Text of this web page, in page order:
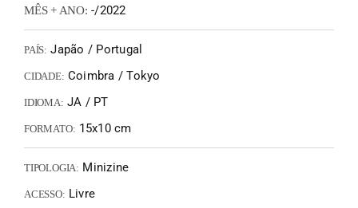
MÊS + ANO: -/2022
PAÍS: Japão / Portugal
CIDADE: Coimbra / Tokyo
IDIOMA: JA / PT
FORMATO: 15x10 cm
TIPOLOGIA: Minizine
ACESSO: Livre